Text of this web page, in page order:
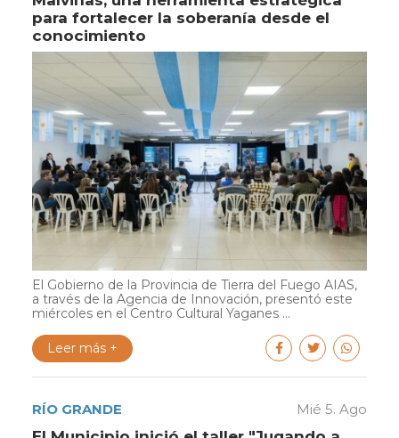
para fortalecer la soberanía desde el
conocimiento
El Gobierno de la Provincia de Tierra del Fuego AIAS,
a través de la Agencia de Innovación, presentó este
miércoles en el Centro Cultural Yaganes ...
Leer más +
RÍO GRANDE Mié 5. Ago